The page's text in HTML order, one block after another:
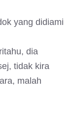
yang didiami
dia
tidak kira
malah